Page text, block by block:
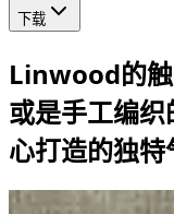
下载
Linwood的
或是手工编
心打造的独特